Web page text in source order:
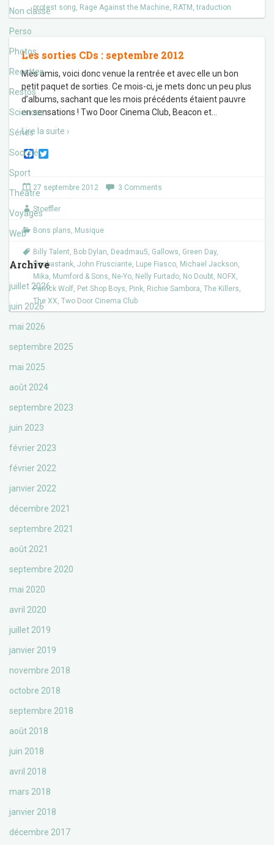
Non classé
Perso
Photos
Recettes
Restos
Sciences
Séries
Société
Sport
Théâtre
Voyages
Web
Archive
juillet 2026
juin 2026
mai 2026
septembre 2025
mai 2025
août 2024
septembre 2023
juin 2023
février 2023
février 2022
janvier 2022
décembre 2021
septembre 2021
août 2021
septembre 2020
mai 2020
avril 2020
juillet 2019
janvier 2019
novembre 2018
octobre 2018
septembre 2018
août 2018
juin 2018
avril 2018
mars 2018
janvier 2018
décembre 2017
protest song, Rage Against the Machine, RATM ,traduction
Les sorties CDs : septembre 2012
Mes amis, voici donc venue la rentrée et avec elle un bon
petit paquet de sorties. Ce mois-ci, je mets donc un peu plus
d’albums, sachant que les mois précédents étaient pauvre
en sensations ! Two Door Cinema Club, Beacon et
Lire la suite ›
F
e
b
o
t
r
27 septembre 2012 3 Comments
Stoeffler
Bons plans, Musique
Billy Talent, Bob Dylan, Deadmau5, Gallows, Green Day,
Hoobastank, John Frusciante, Lupe Fiasco, Michael Jackson,
Mika, Mumford & Sons, Ne-Yo, Nelly Furtado, No Doubt, NOFX,
Patrick Wolf, Pet Shop Boys, Pink, Richie Sambora, The Killers,
The XX, Two Door Cinema Club